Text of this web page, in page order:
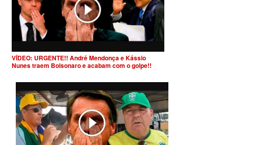
VÍDEO: URGENTE!! André Mendonça e Kássio
Nunes traem Bolsonaro e acabam com o golpe!!